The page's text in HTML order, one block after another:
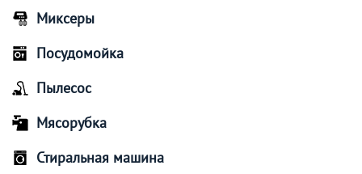
Миксеры
Посудомойка
Пылесос
Мясорубка
Стиральная машина